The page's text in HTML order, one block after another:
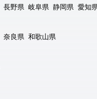
長野県 岐阜県 静岡県 愛知
奈良県 和歌山県